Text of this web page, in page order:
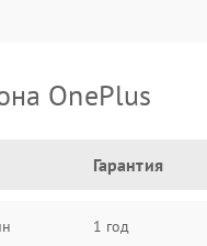
OnePlus
Гарантия
1 год